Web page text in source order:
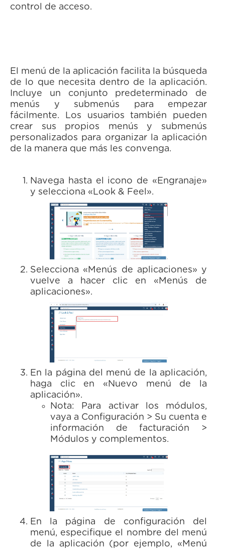
control de acceso.
El menú de la aplicación facilita la búsqueda
de lo que necesita dentro de la aplicación.
Incluye un conjunto predeterminado de
menús y submenús para empezar
fácilmente. Los usuarios también pueden
crear sus propios menús y submenús
personalizados para organizar la aplicación
de la manera que más les convenga.
Navega hasta el icono de «Engranaje»
y selecciona «Look & Feel».
Selecciona «Menús de aplicaciones» y
vuelve a hacer clic en «Menús de
aplicaciones».
En la página del menú de la aplicación,
haga clic en «Nuevo menú de la
aplicación».
Nota: Para activar los módulos,
vaya a Configuración > Su cuenta e
información de facturación >
Módulos y complementos.
En la página de configuración del
menú, especifique el nombre del menú
de la aplicación (por ejemplo, «Menú